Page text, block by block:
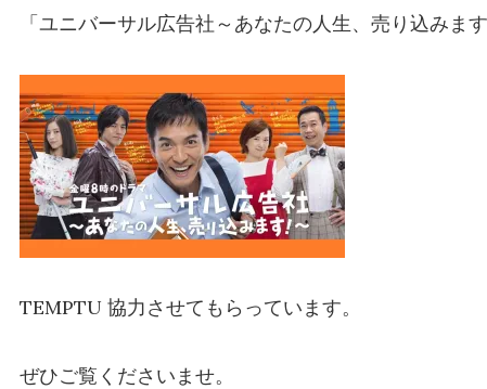
「ユニバーサル広告社～あなたの人生、売り込みま
TEMPTU 協力させてもらっています。
ぜひご覧くださいませ。